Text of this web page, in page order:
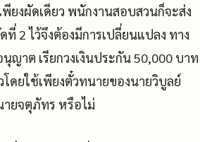
ยงผัดเดียว พนักงานสอบสวนก็จะส่ง
2 ไว้จึงต้องมีการเปลี่ยนแปลง ทาง
าต เรียกวงเงินประกัน 50,000 บาท
ดยใช้เพียงตั๋วทนายของนายวิบูลย์
ยจตุภัทร หรือไม่